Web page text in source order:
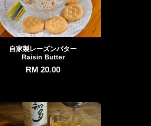
自家製レーズンバター
Raisin Butter
RM 20.00